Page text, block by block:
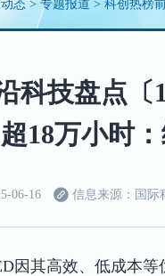
态 > 专题报道 > 科创热榜
科技盘点
超18万小时
06-16 信息来源：国际
因其高效、低成本